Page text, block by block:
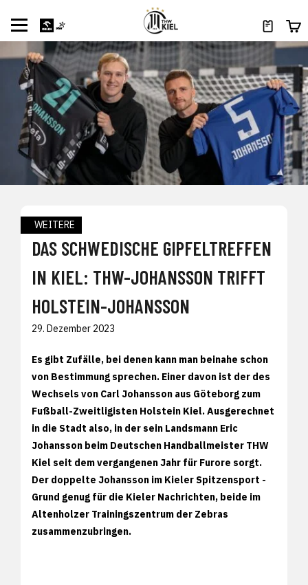
WEITERE
DAS SCHWEDISCHE GIPFELTREFFEN
IN KIEL: THW-JOHANSSON TRIFFT
HOLSTEIN-JOHANSSON
29. Dezember 2023
Es gibt Zufälle, bei denen kann man beinahe schon
von Bestimmung sprechen. Einer davon ist der des
Wechsels von Carl Johansson aus Göteborg zum
Fußball-Zweitligisten Holstein Kiel. Ausgerechnet
in die Stadt also, in der sein Landsmann Eric
Johansson beim Deutschen Handballmeister THW
Kiel seit dem vergangenen Jahr für Furore sorgt.
Der doppelte Johansson im Kieler Spitzensport -
Grund genug für die Kieler Nachrichten, beide im
Altenholzer Trainingszentrum der Zebras
zusammenzubringen.